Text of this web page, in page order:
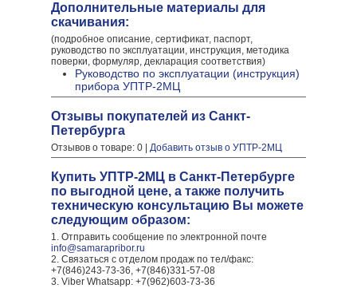
Дополнительные материалы для
скачивания:
(подробное описание, сертификат, паспорт,
руководство по эксплуатации, инструкция, методика
поверки, формуляр, декларация соответствия)
Руководство по эксплуатации (инструкция)
прибора УПТР-2МЦ
Отзывы покупателей из Санкт-
Петербурга
Отзывов о товаре: 0 | Добавить отзыв о УПТР-2МЦ
Купить УПТР-2МЦ в Санкт-Петербурге
по выгодной цене, а также получить
техническую консультацию Вы можете
следующим образом:
1. Отправить сообщение по электронной почте
info@samarapribor.ru
2. Связаться с отделом продаж по тел/факс:
+7(846)243-73-36, +7(846)331-57-08
3. Viber Whatsapp: +7(962)603-73-36